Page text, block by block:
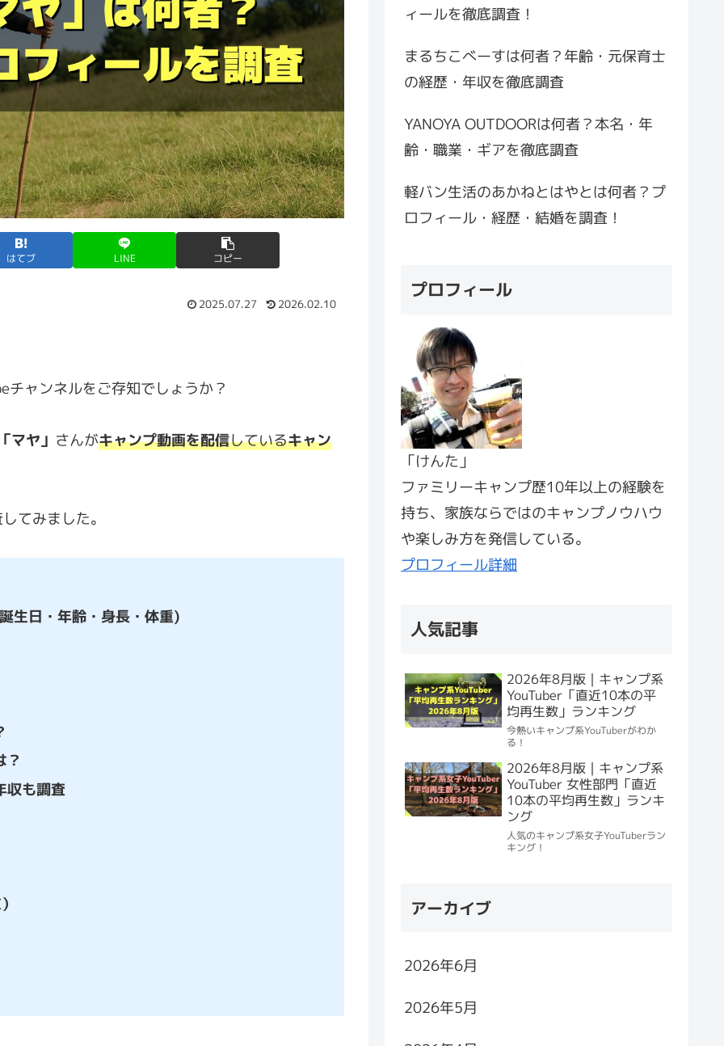
はてブ LINE コピー
2025.07.27 2026.02.10
チャンネルをご存知でしょうか？
マヤ」 さんがキャンプ動画を配信しているキャン
てみました。
生日・年齢・身長・体重)
？
収も調査
ィールを徹底調査！
まるちこべーすは何者？年齢・元保育士
の経歴・年収を徹底調査
YANOYA OUTDOORは何者？本名・年
齢・職業・ギアを徹底調査
軽バン生活のあかねとはやとは何者？プ
ロフィール・経歴・結婚を調査！
プロフィール
「けんた」
ファミリーキャンプ歴10年以上の経験を
持ち、家族ならではのキャンプノウハウ
や楽しみ方を発信している。
プロフィール詳細
人気記事
2026年8月版｜キャンプ系
YouTuber「直近10本の平
均再生数」ランキング
今熱いキャンプ系YouTuberがわか
る！
2026年8月版｜キャンプ系
YouTuber 女性部門「直近
10本の平均再生数」ランキ
ング
人気のキャンプ系女子YouTuberラン
キング！
アーカイブ
2026年6月
2026年5月